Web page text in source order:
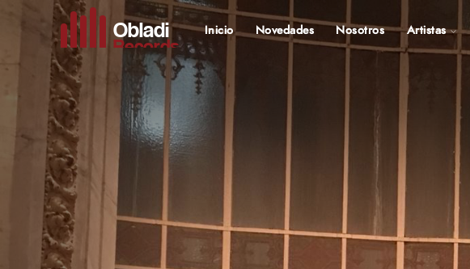
Obladi
Records Inicio(current)Novedades Nosotros Artistas